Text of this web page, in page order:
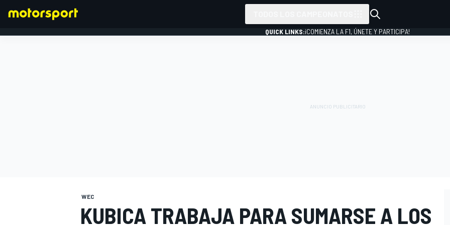
QUICK LINKS:¡COMIENZA LA F1, ÚNETE Y PARTICIPA!
WEC
KUBICA TRABAJA PARA SUMARSE A LOS